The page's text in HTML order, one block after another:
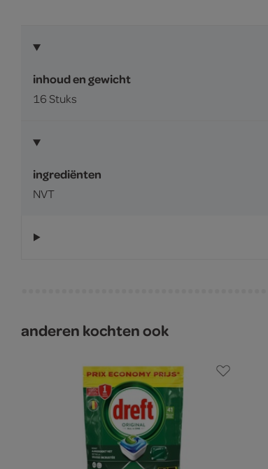
inhoud en gewicht
16 Stuks
ingrediënten
NVT
anderen kochten ook